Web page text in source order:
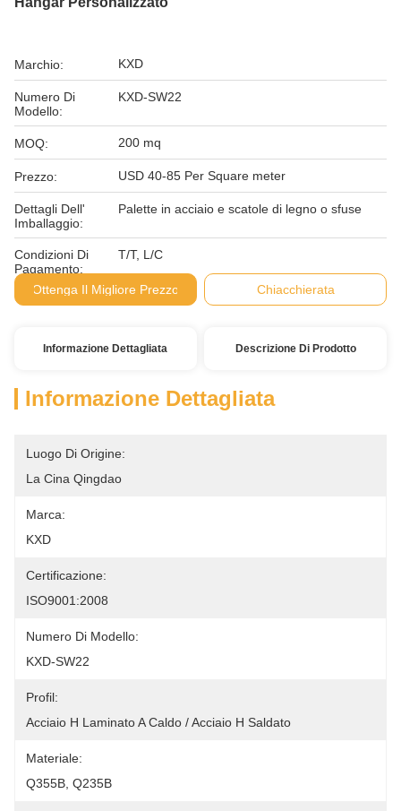
Marchio: KXD
Numero Di
Modello:
KXD-SW22
MOQ: 200 mq
Prezzo: USD 40-85 Per Square meter
Dettagli Dell'
Imballaggio:
Palette in acciaio e scatole di legno o sfuse
Condizioni Di
Pagamento:
T/T, L/C
Ottenga Il Migliore Prezzo Chiacchierata
Informazione Dettagliata Descrizione Di Prodotto
Informazione Dettagliata
Luogo Di Origine:
La Cina Qingdao
Marca:
KXD
Certificazione:
ISO9001:2008
Numero Di Modello:
KXD-SW22
Profil:
Acciaio H Laminato A Caldo / Acciaio H Saldato
Materiale:
Q355B, Q235B